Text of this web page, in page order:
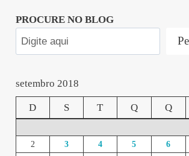
PROCURE NO BLOG
setembro 2018
D S T Q Q
2
3 4 5 6